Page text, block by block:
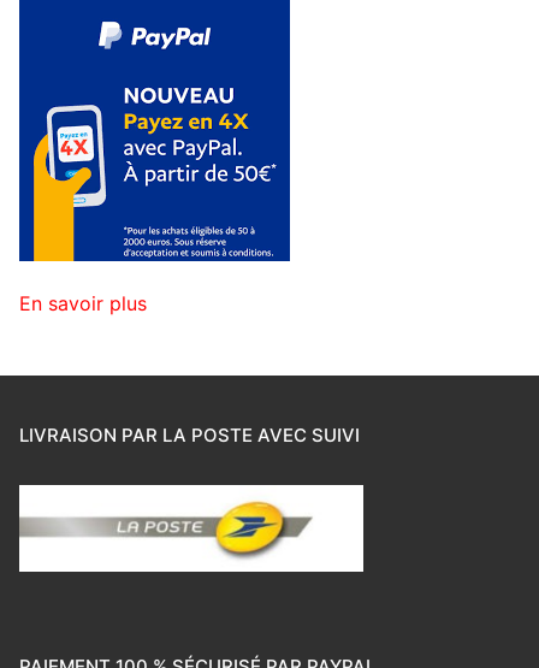
En savoir plus
LIVRAISON PAR LA POSTE AVEC SUIVI